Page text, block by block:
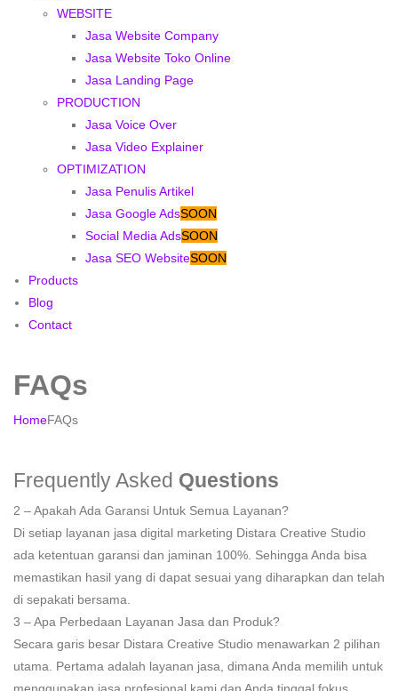
WEBSITE
Jasa Website Company
Jasa Website Toko Online
Jasa Landing Page
PRODUCTION
Jasa Voice Over
Jasa Video Explainer
OPTIMIZATION
Jasa Penulis Artikel
Jasa Google AdsSOON
Social Media AdsSOON
Jasa SEO WebsiteSOON
Products
Blog
Contact
FAQs
HomeFAQs
Frequently Asked Questions
2 – Apakah Ada Garansi Untuk Semua Layanan?
Di setiap layanan jasa digital marketing Distara Creative Studio
ada ketentuan garansi dan jaminan 100%. Sehingga Anda bisa
memastikan hasil yang di dapat sesuai yang diharapkan dan telah
di sepakati bersama.
3 – Apa Perbedaan Layanan Jasa dan Produk?
Secara garis besar Distara Creative Studio menawarkan 2 pilihan
utama. Pertama adalah layanan jasa, dimana Anda memilih untuk
menggunakan jasa profesional kami dan Anda tinggal fokus